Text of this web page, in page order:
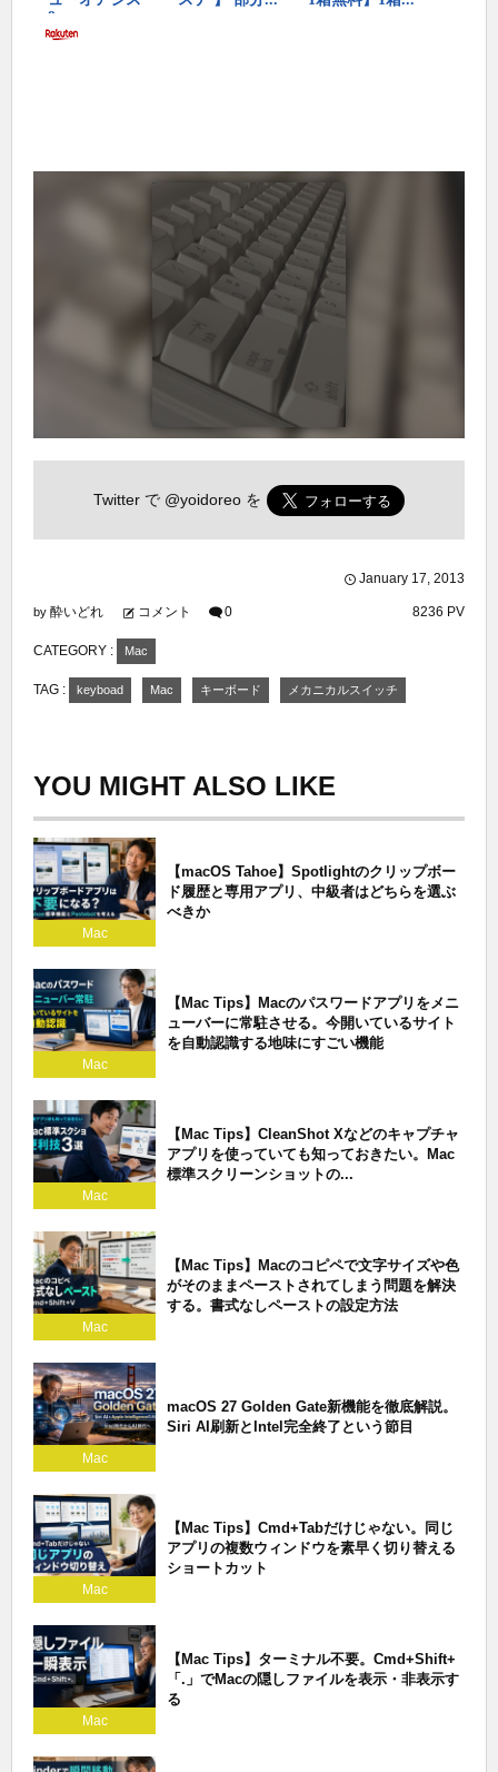
Twitter で @yoidoreo を
January 17, 2013
by 酔いどれ コメント 0 8236 PV
CATEGORY : Mac
TAG : keyboad Mac キーボード メカニカルスイッチ
YOU MIGHT ALSO LIKE
Mac
【macOS Tahoe】Spotlightのクリップボー
ド履歴と専用アプリ、中級者はどちらを選ぶ
べきか
Mac
【Mac Tips】Macのパスワードアプリをメニ
ューバーに常駐させる。今開いているサイト
を自動認識する地味にすごい機能
Mac
【Mac Tips】CleanShot Xなどのキャプチャ
アプリを使っていても知っておきたい。Mac
標準スクリーンショットの...
Mac
【Mac Tips】Macのコピペで文字サイズや色
がそのままペーストされてしまう問題を解決
する。書式なしペーストの設定方法
Mac
macOS 27 Golden Gate新機能を徹底解説。
Siri AI刷新とIntel完全終了という節目
Mac
【Mac Tips】Cmd+Tabだけじゃない。同じ
アプリの複数ウィンドウを素早く切り替える
ショートカット
Mac
【Mac Tips】ターミナル不要。Cmd+Shift+
「.」でMacの隠しファイルを表示・非表示す
る